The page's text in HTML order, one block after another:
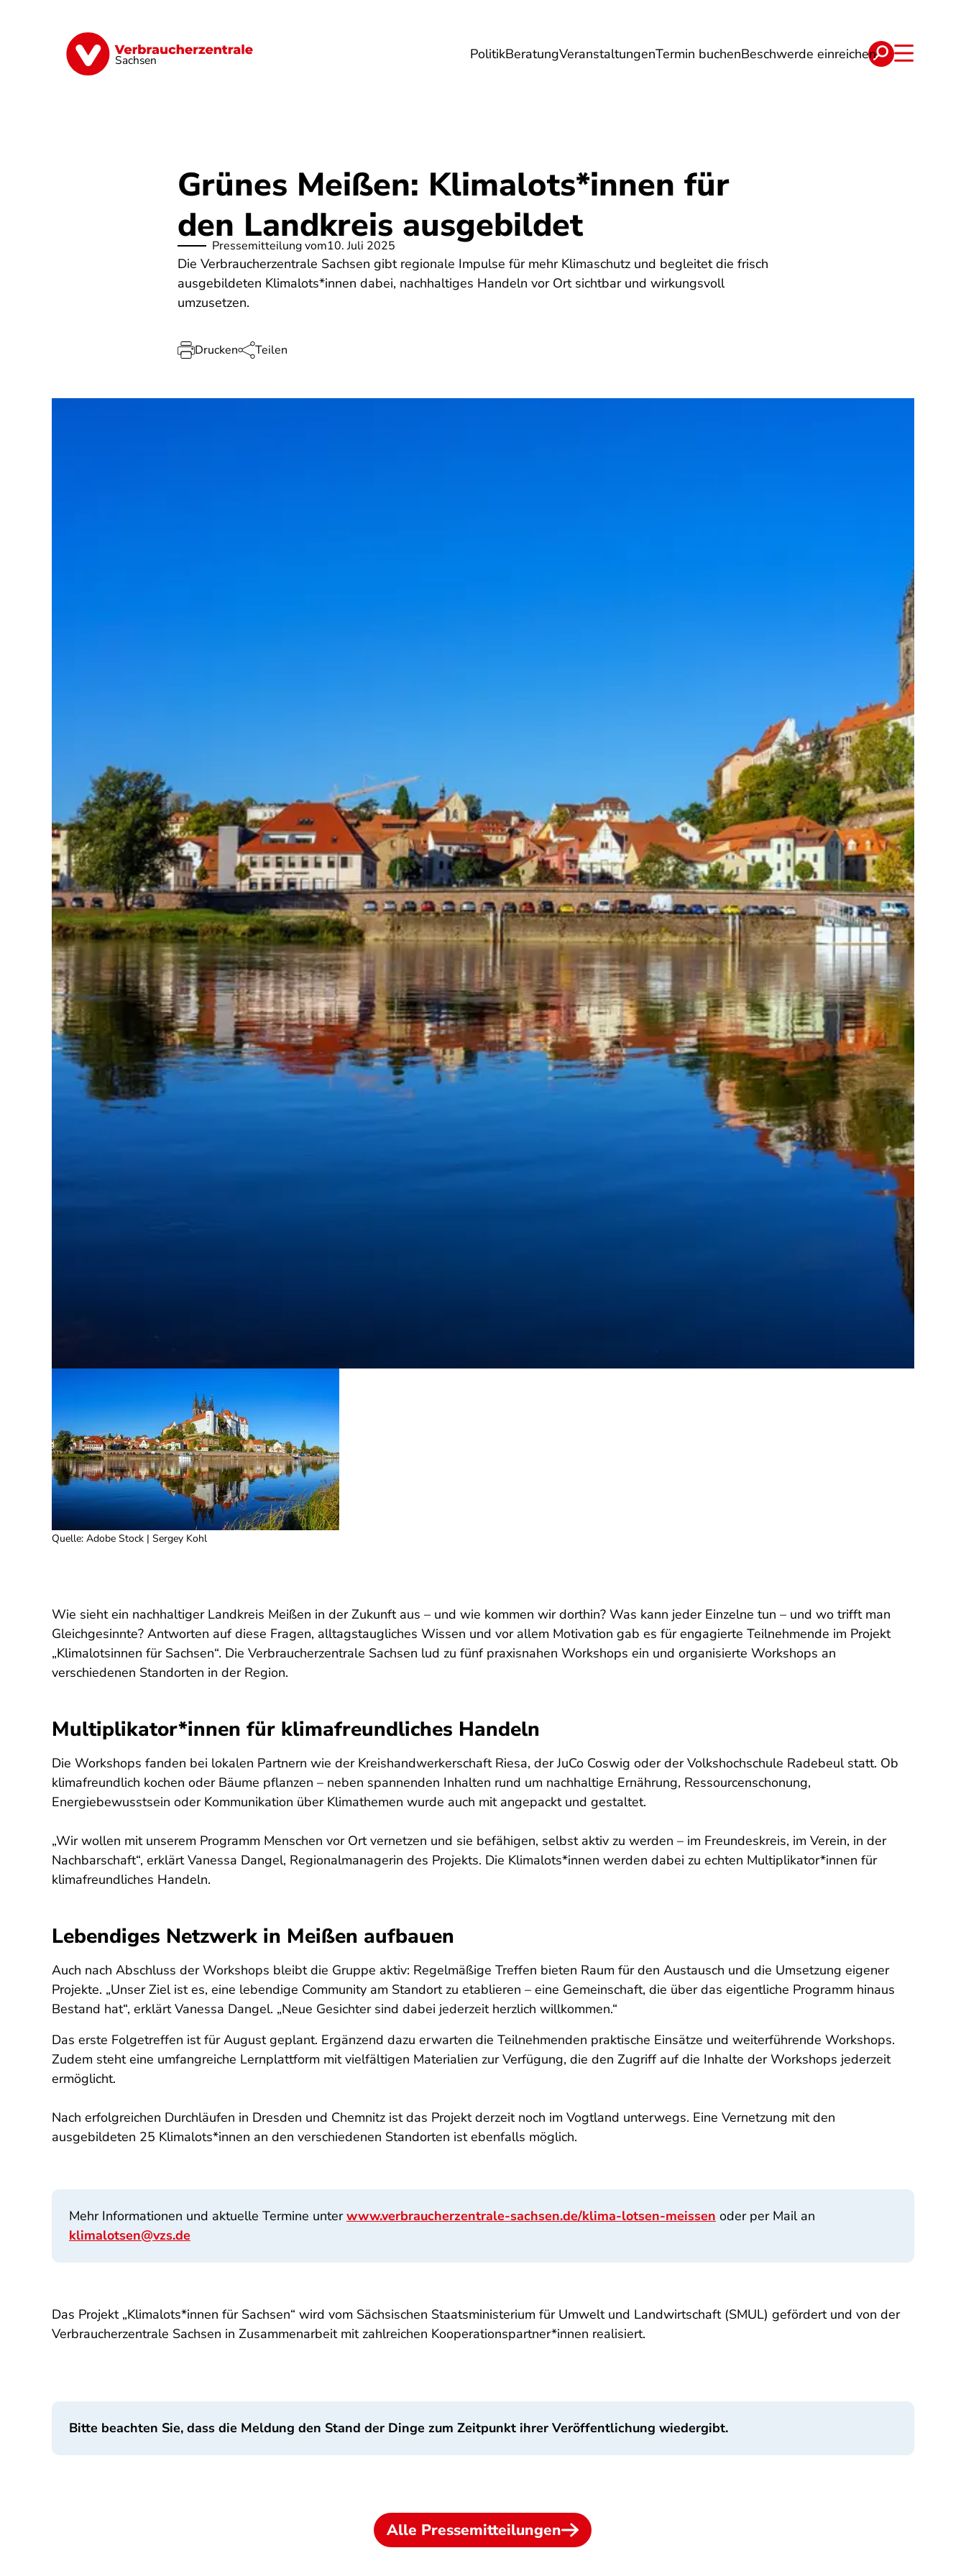
Sachsen PolitikBeratungVeranstaltungenTermin buchenBeschwerde einreichen
Vorsorge Verträge Geld & Versicherungen Digitales Energie & Wohnen Lebensmittel & Ernährung
Grünes Meißen: Klimalots*innen für
den Landkreis ausgebildet
Pressemitteilung vom10. Juli 2025
Die Verbraucherzentrale Sachsen gibt regionale Impulse für mehr Klimaschutz und begleitet die frisch
ausgebildeten Klimalots*innen dabei, nachhaltiges Handeln vor Ort sichtbar und wirkungsvoll
umzusetzen.
Drucken Teilen
Quelle: Adobe Stock | Sergey Kohl
Wie sieht ein nachhaltiger Landkreis Meißen in der Zukunft aus – und wie kommen wir dorthin? Was kann jeder Einzelne tun – und wo trifft man
Gleichgesinnte? Antworten auf diese Fragen, alltagstaugliches Wissen und vor allem Motivation gab es für engagierte Teilnehmende im Projekt
„Klimalotsinnen für Sachsen“. Die Verbraucherzentrale Sachsen lud zu fünf praxisnahen Workshops ein und organisierte Workshops an
verschiedenen Standorten in der Region.
Multiplikator*innen für klimafreundliches Handeln
Die Workshops fanden bei lokalen Partnern wie der Kreishandwerkerschaft Riesa, der JuCo Coswig oder der Volkshochschule Radebeul statt. Ob
klimafreundlich kochen oder Bäume pflanzen – neben spannenden Inhalten rund um nachhaltige Ernährung, Ressourcenschonung,
Energiebewusstsein oder Kommunikation über Klimathemen wurde auch mit angepackt und gestaltet.
„Wir wollen mit unserem Programm Menschen vor Ort vernetzen und sie befähigen, selbst aktiv zu werden – im Freundeskreis, im Verein, in der
Nachbarschaft“, erklärt Vanessa Dangel, Regionalmanagerin des Projekts. Die Klimalots*innen werden dabei zu echten Multiplikator*innen für
klimafreundliches Handeln.
Lebendiges Netzwerk in Meißen aufbauen
Auch nach Abschluss der Workshops bleibt die Gruppe aktiv: Regelmäßige Treffen bieten Raum für den Austausch und die Umsetzung eigener
Projekte. „Unser Ziel ist es, eine lebendige Community am Standort zu etablieren – eine Gemeinschaft, die über das eigentliche Programm hinaus
Bestand hat“, erklärt Vanessa Dangel. „Neue Gesichter sind dabei jederzeit herzlich willkommen.“
Das erste Folgetreffen ist für August geplant. Ergänzend dazu erwarten die Teilnehmenden praktische Einsätze und weiterführende Workshops.
Zudem steht eine umfangreiche Lernplattform mit vielfältigen Materialien zur Verfügung, die den Zugriff auf die Inhalte der Workshops jederzeit
ermöglicht.
Nach erfolgreichen Durchläufen in Dresden und Chemnitz ist das Projekt derzeit noch im Vogtland unterwegs. Eine Vernetzung mit den
ausgebildeten 25 Klimalots*innen an den verschiedenen Standorten ist ebenfalls möglich.
Mehr Informationen und aktuelle Termine unterwww.verbraucherzentrale-sachsen.de/klima-lotsen-meissen oder per Mail an
klimalotsen@vzs.de
Das Projekt „Klimalots*innen für Sachsen“ wird vom Sächsischen Staatsministerium für Umwelt und Landwirtschaft (SMUL) gefördert und von der
Verbraucherzentrale Sachsen in Zusammenarbeit mit zahlreichen Kooperationspartner*innen realisiert.
Bitte beachten Sie, dass die Meldung den Stand der Dinge zum Zeitpunkt ihrer Veröffentlichung wiedergibt.
Alle Pressemitteilungen